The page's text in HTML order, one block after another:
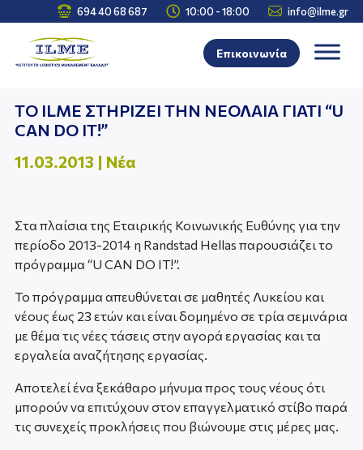
 694 40 68 687  10:00 - 18:00  info@ilme.gr
Επικοινωνία
ΤΟ ILME ΣΤΗΡΙΖΕΙ ΤΗΝ ΝΕΟΛΑΙΑ ΓΙΑΤΙ “U
CAN DO IT!”
11.03.2013 | Νέα
Στα πλαίσια της Εταιρικής Κοινωνικής Ευθύνης για την
περίοδο 2013-2014 η Randstad Hellas παρουσιάζει το
πρόγραμμα “U CAN DO IT!”.
Το πρόγραμμα απευθύνεται σε μαθητές Λυκείου και
νέους έως 23 ετών και είναι δομημένο σε τρία σεμινάρια
με θέμα τις νέες τάσεις στην αγορά εργασίας και τα
εργαλεία αναζήτησης εργασίας.
Αποτελεί ένα ξεκάθαρο μήνυμα προς τους νέους ότι
μπορούν να επιτύχουν στον επαγγελματικό στίβο παρά
τις συνεχείς προκλήσεις που βιώνουμε στις μέρες μας.